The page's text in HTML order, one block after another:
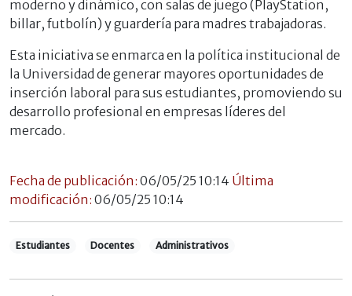
moderno y dinámico, con salas de juego (PlayStation,
billar, futbolín) y guardería para madres trabajadoras.
Esta iniciativa se enmarca en la política institucional de
la Universidad de generar mayores oportunidades de
inserción laboral para sus estudiantes, promoviendo su
desarrollo profesional en empresas líderes del
mercado.
Fecha de publicación: 06/05/25 10:14 Última
modificación: 06/05/25 10:14
Estudiantes Docentes Administrativos